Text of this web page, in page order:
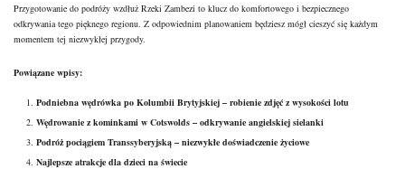
Przygotowanie do podróży wzdłuż Rzeki Zambezi to klucz do komfortowego i bezpiecznego
odkrywania tego pięknego regionu. Z odpowiednim planowaniem będziesz mógł cieszyć się każdym
momentem tej niezwykłej przygody.
Powiązane wpisy:
Podniebna wędrówka po Kolumbii Brytyjskiej – robienie zdjęć z wysokości lotu
Wędrowanie z kominkami w Cotswolds – odkrywanie angielskiej sielanki
Podróż pociągiem Transsyberyjską – niezwykłe doświadczenie życiowe
Najlepsze atrakcje dla dzieci na świecie